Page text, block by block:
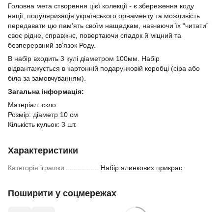
Головна мета створення цієї колекції - є збереження коду
нації, популяризація українського орнаменту та можливість
передавати цю пам’ять своїм нащадкам, навчаючи їх “читати”
своє рідне, справжнє, повертаючи спадок й міцний та
безперервний зв’язок Роду.
В набір входить 3 кулі діаметром 100мм. Набір
відвантажується в картонній подарунковій коробці (сіра або
біла за замовчуванням).
Загальна інформація:
Матеріал: скло
Розмір: діаметр 10 см
Кількість кульок: 3 шт.
Характеристики
Категорія іграшки Набір ялинкових прикрас
Поширити у соцмережах